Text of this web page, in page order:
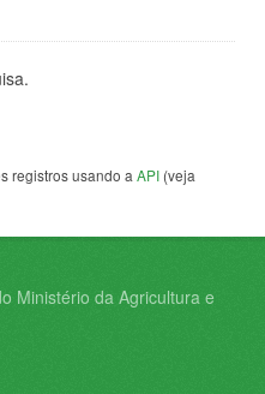
registros usando a API (veja
Ministério da Agricultura e